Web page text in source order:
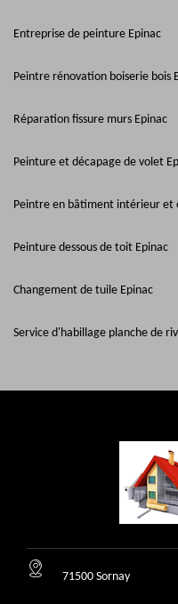
Entreprise de peinture Epinac
Peintre rénovation boiserie bois
Réparation fissure murs Epinac
Peinture et décapage de volet
Peintre en bâtiment intérieur et
Peinture dessous de toit Epinac
Changement de tuile Epinac
Service d'habillage planche de
71500 Sornay